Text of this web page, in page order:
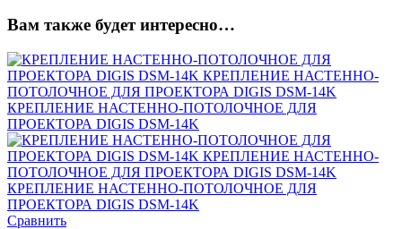
Вам также будет интересно…
Сравнить